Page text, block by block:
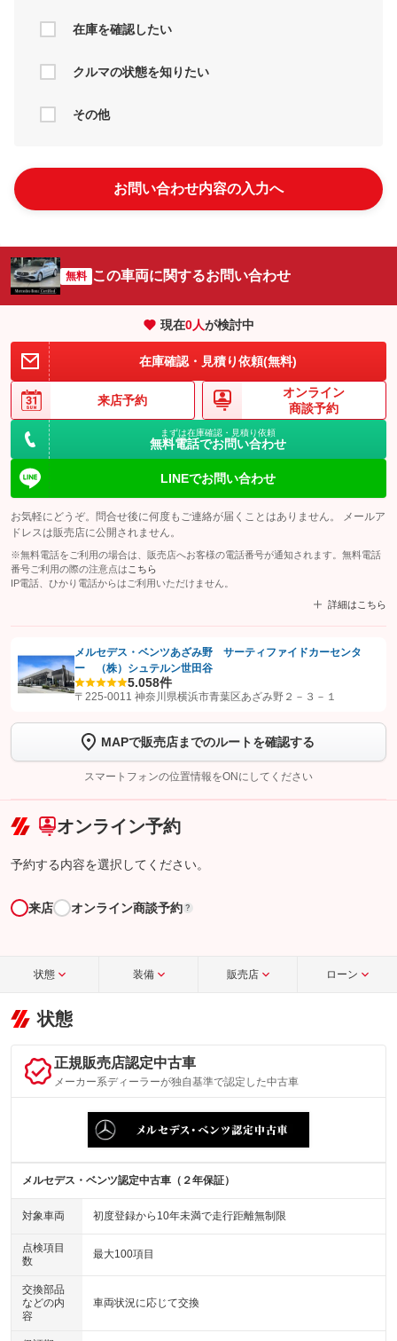
在庫を確認したい
クルマの状態を知りたい
その他
お問い合わせ内容の入力へ
無料 この車両に関するお問い合わせ
現在0人が検討中
在庫確認・見積り依頼(無料)
来店予約
オンライン
商談予約
まずは在庫確認・見積り依頼
無料電話でお問い合わせ
LINEでお問い合わせ
お気軽にどうぞ。問合せ後に何度もご連絡が届くことはありません。 メールア
ドレスは販売店に公開されません。
※無料電話をご利用の場合は、販売店へお客様の電話番号が通知されます。無料電話
番号ご利用の際の注意点は こちら
IP電話、ひかり電話からはご利用いただけません。
詳細はこちら
【STEP1】認証画面でグーネットを友だち追加してから「許可する」ボタンを押
します
【STEP2】 トーク画面で
完了してください。
こちら
メルセデス・ベンツあざみ野 サーティファイドカーセンタ
ー （株）シュテルン世田谷
5.058件
〒225-0011 神奈川県横浜市青葉区あざみ野２－３－１
MAPで販売店までのルートを確認する
スマートフォンの位置情報をONにしてください
オンライン予約
予約する内容を選択してください。
来店 オンライン商談予約 ?
状態 装備 販売店 ローン
状態
正規販売店認定中古車
メーカー系ディーラーが独自基準で認定した中古車
メルセデス・ベンツ認定中古車（２年保証）
対象車両 初度登録から10年未満で走行距離無制限
点検項目
数
最大100項目
交換部品
などの内
容
車両状況に応じて交換